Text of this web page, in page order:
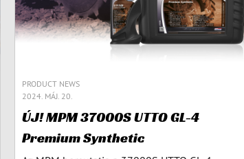
PRODUCT NEWS
2024. MÁJ. 20.
ÚJ! MPM 37000S UTTO GL-4
Premium Synthetic